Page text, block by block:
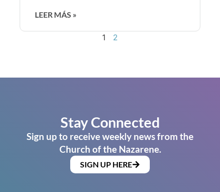
LEER MÁS »
1 2
Stay Connected
Sign up to receive weekly news from the
Church of the Nazarene.
SIGN UP HERE